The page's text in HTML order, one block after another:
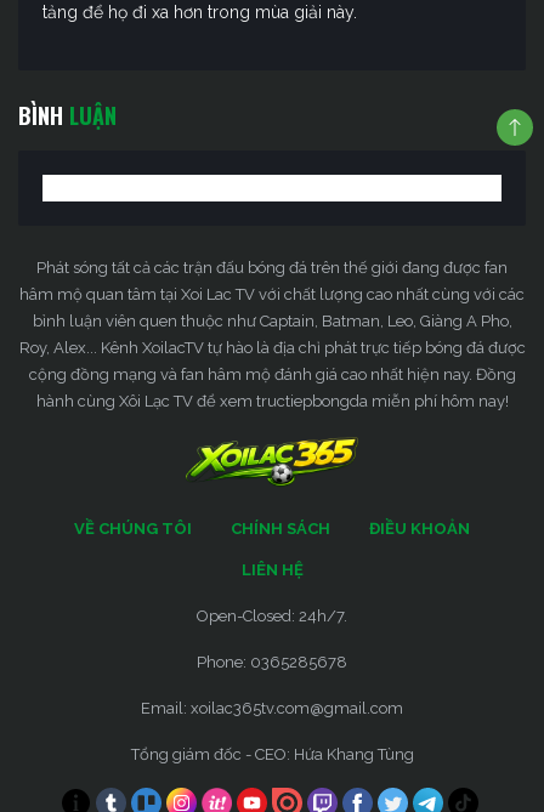
tảng để họ đi xa hơn trong mùa giải này.
BÌNH LUẬN
Phát sóng tất cả các trận đấu bóng đá trên thế giới đang được fan
hâm mộ quan tâm tại Xoi Lac TV với chất lượng cao nhất cùng với các
bình luận viên quen thuộc như Captain, Batman, Leo, Giàng A Pho,
Roy, Alex... Kênh XoilacTV tự hào là địa chỉ phát trực tiếp bóng đá được
cộng đồng mạng và fan hâm mộ đánh giá cao nhất hiện nay. Đồng
hành cùng Xôi Lạc TV để xem tructiepbongda miễn phí hôm nay!
VỀ CHÚNG TÔI CHÍNH SÁCH ĐIỀU KHOẢN
LIÊN HỆ
Open-Closed: 24h/7.
Phone: 0365285678
Email: xoilac365tv.com@gmail.com
Tổng giám đốc - CEO: Hứa Khang Tùng